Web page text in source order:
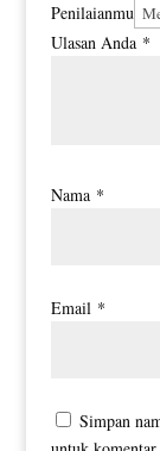
Penilaianmu
Ulasan Anda *
Nama *
Email *
Simpan